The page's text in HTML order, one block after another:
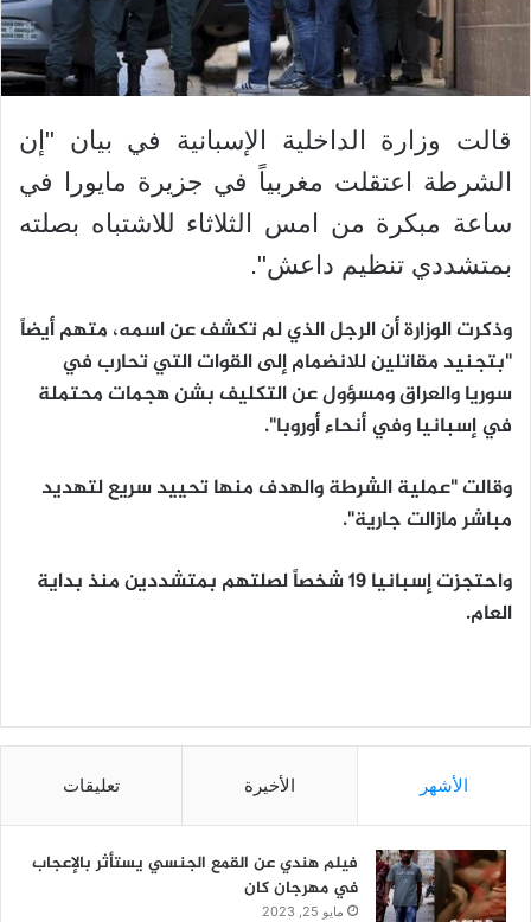
قالت وزارة الداخلية الإسبانية في بيان "إن
الشرطة اعتقلت مغربياً في جزيرة مايورا في
ساعة مبكرة من امس الثلاثاء للاشتباه بصلته
بمتشددي تنظيم داعش".
وذكرت الوزارة أن الرجل الذي لم تكشف عن اسمه، متهم أيضاً
"بتجنيد مقاتلين للانضمام إلى القوات التي تحارب في
سوريا والعراق ومسؤول عن التكليف بشن هجمات محتملة
في إسبانيا وفي أنحاء أوروبا".
وقالت "عملية الشرطة والهدف منها تحييد سريع لتهديد
مباشر مازالت جارية".
واحتجزت إسبانيا 19 شخصاً لصلتهم بمتشددين منذ بداية
العام.
الأشهر الأخيرة تعليقات
فيلم هندي عن القمع الجنسي يستأثر بالإعجاب
في مهرجان كان
مايو 25, 2023